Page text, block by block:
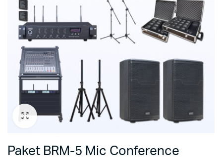
Paket BRM-5 Mic Conference